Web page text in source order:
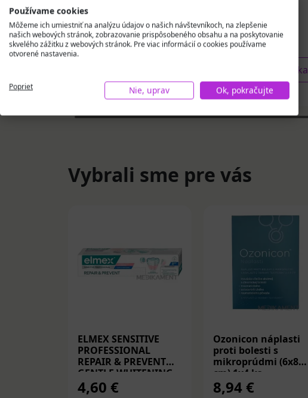
8,78 €
Na sklade
8,83 €
Na sklade
Vložiť do košíka
Vybrali sme pre vás
ELMEX SENSITIVE
PROFESSIONAL
REPAIR & PREVENT
GENTLE WHITENING,
zubná pasta 75 ml
4,60 €
Ozonicon náplasti
proti bolesti s
mikroprúdmi (6x8
cm) 1x4 ks
8,94 €
Používame cookies
Môžeme ich umiestniť na analýzu údajov o našich návštevníkoch, na zlepšenie
našich webových stránok, zobrazovanie prispôsobeného obsahu a na poskytovanie
skvelého zážitku z webových stránok. Pre viac informácií o cookies používame
otvorené nastavenia.
Poprieť Nie, uprav Ok, pokračujte